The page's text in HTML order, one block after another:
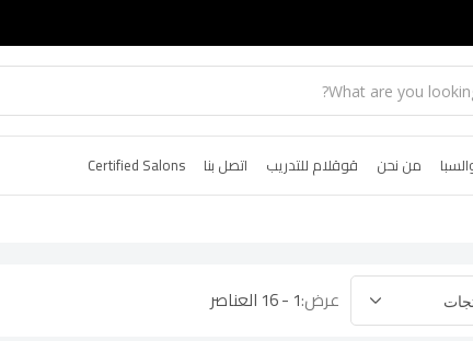
من نحن قوقلام للتدريب اتصل بنا Certified Salons
عرض:1 - 16 العناصر